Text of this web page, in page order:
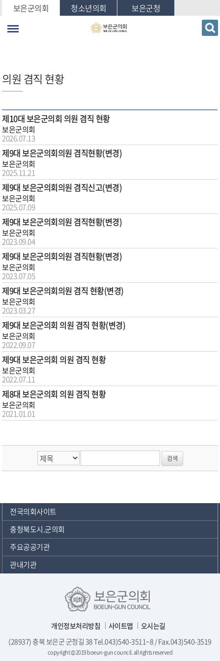
본문바로가기
보은군의회 청소년의회 보은군청
의원 겸직 현황
제10대 보은군의회 의원 겸직 현황
보은군의회
2026.07.13
제9대 보은군의회의원 겸직현황(변경)
보은군의회
2025.11.21
제9대 보은군의회의원 겸직신고(변경)
보은군의회
2025.07.09
제9대 보은군의회의원 겸직현황(변경)
보은군의회
2023.09.04
제9대 보은군의회의원 겸직현황(변경)
보은군의회
2023.07.05
제9대 보은군의회의원 겸직 현황(변경)
보은군의회
2023.03.27
제9대 보은군의회 의원 겸직 현황(변경)
보은군의회
2022.09.07
제9대 보은군의회 의원 겸직 현황
보은군의회
2022.07.11
제8대 보은군의회 의원 겸직 현황
보은군의회
2021.01.01
전국의회사이트
충청북도시.군의회
주요공공기관
관내기관
개인정보처리방침 사이트맵
오시는길
(28937) 충북 보은군 군청길 38 Tel.043)540-3511~8 / Fax.043)540-3519
copyright © 2019 boeun-gun council. all rights reserved